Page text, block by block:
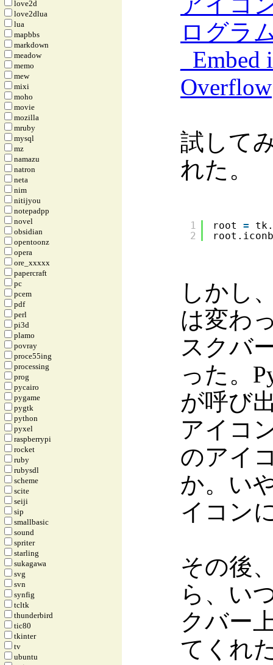
ログラ
Embed
Overflow
試して
れた。
1
2
root =
しかし
は変わ
スクバ
った。
が呼び
アイコ
のアイ
か。い
イコン
その後
ら、い
クバー
てくれ
love2d
love2dlua
lua
mapbbs
markdown
meadow
memo
mew
mixi
moho
movie
mozilla
mruby
mysql
mz
namazu
natron
neta
nim
nitijyou
notepadpp
novel
obsidian
opentoonz
opera
ore_xxxxx
papercraft
pc
pcem
pdf
perl
pi3d
plamo
povray
proce55ing
processing
prog
pycairo
pygame
pygtk
python
pyxel
raspberrypi
rocket
ruby
rubysdl
scheme
scite
seiji
sip
smallbasic
sound
spriter
starling
sukagawa
svg
svn
synfig
tcltk
thunderbird
tic80
tkinter
tv
ubuntu